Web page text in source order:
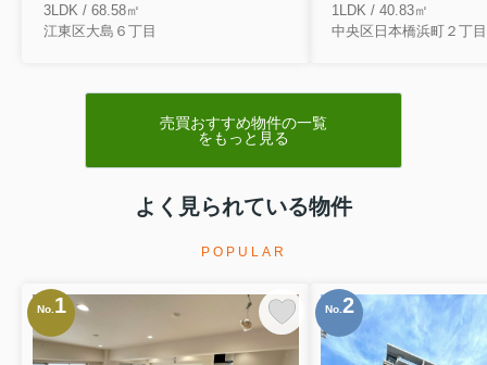
3LDK / 68.58㎡
江東区大島６丁目
1LDK / 40.83㎡
中央区日本橋浜町２丁目
売買おすすめ物件の一覧
をもっと見る
よく見られている物件
POPULAR
No.1 No.2